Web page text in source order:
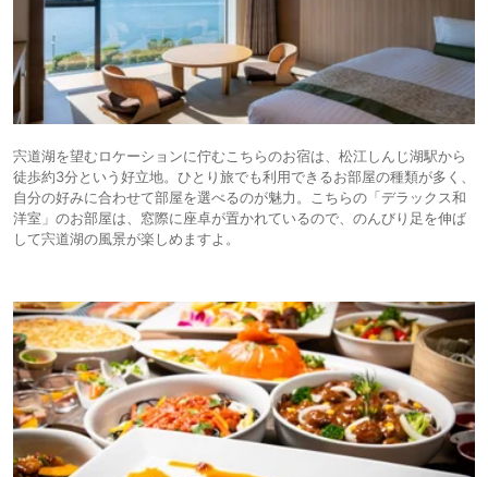
宍道湖を望むロケーションに佇むこちらのお宿は、松江しんじ湖駅から
徒歩約3分という好立地。ひとり旅でも利用できるお部屋の種類が多く、
自分の好みに合わせて部屋を選べるのが魅力。こちらの「デラックス和
洋室」のお部屋は、窓際に座卓が置かれているので、のんびり足を伸ば
して宍道湖の風景が楽しめますよ。